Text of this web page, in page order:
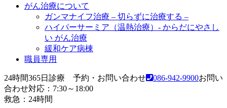
がん治療について
ガンマナイフ治療 – 切らずに治療する –
ハイパーサーミア（温熱治療）- からだにやさし
い がん治療
緩和ケア病棟
職員専用
24時間365日診療 予約・お問い合わせ 086-942-9900お問い
合わせ対応：7:30～18:00
救急：24時間